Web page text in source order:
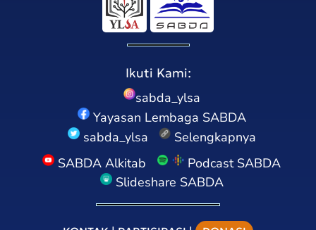
Ikuti Kami:
sabda_ylsa
Yayasan Lembaga SABDA
sabda_ylsa
Selengkapnya
SABDA Alkitab
Podcast SABDA
Slideshare SABDA